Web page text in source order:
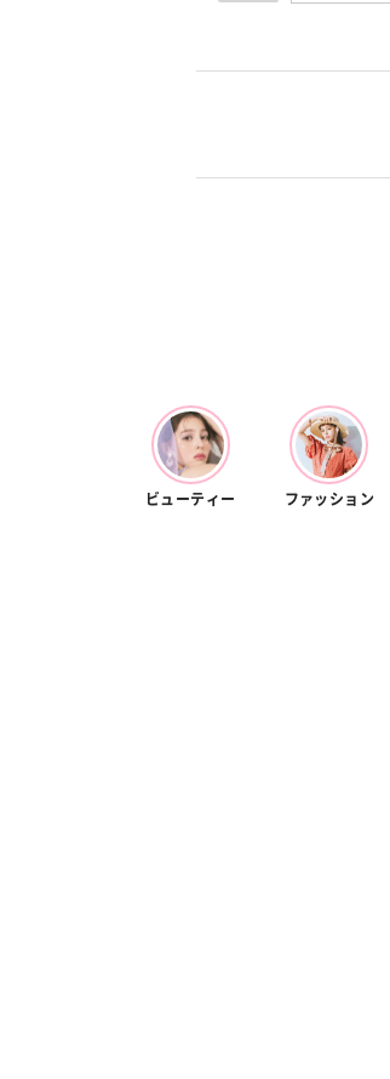
ビューティー ファッション